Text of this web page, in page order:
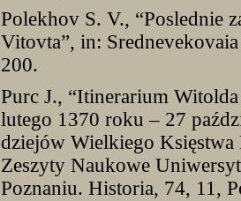
Polekhov S. V., “Poslednie
Vitovta”, in:
200.
Purc J., “Itinerarium
lutego 1370 roku – 27
dziejów Wielkiego
Zeszyty Naukowe
Poznaniu. Historia, 74, 11,